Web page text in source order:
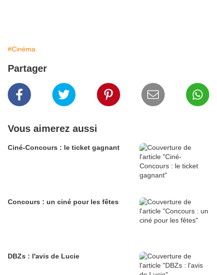
#Cinéma
Partager
Vous aimerez aussi
Ciné-Concours : le ticket gagnant
Concours : un ciné pour les fêtes
DBZs : l'avis de Lucie